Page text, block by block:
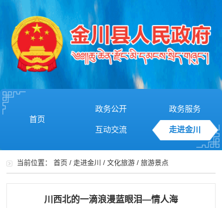
首页
政务公开 政务服务
互动交流 走进金川
当前位置：首页 /走进金川 /文化旅游 /旅游景点
川西北的一滴浪漫蓝眼泪—情人海